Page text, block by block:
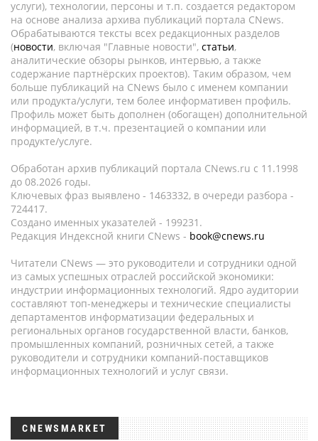
услуги), технологии, персоны и т.п. создается редактором
на основе анализа архива публикаций портала CNews.
Обрабатываются тексты всех редакционных разделов
(новости, включая "Главные новости", статьи,
аналитические обзоры рынков, интервью, а также
содержание партнёрских проектов). Таким образом, чем
больше публикаций на CNews было с именем компании
или продукта/услуги, тем более информативен профиль.
Профиль может быть дополнен (обогащен) дополнительной
информацией, в т.ч. презентацией о компании или
продукте/услуге.
Обработан архив публикаций портала CNews.ru c 11.1998
до 08.2026 годы.
Ключевых фраз выявлено - 1463332, в очереди разбора -
724417.
Создано именных указателей - 199231.
Редакция Индексной книги CNews - book@cnews.ru
Читатели CNews — это руководители и сотрудники одной
из самых успешных отраслей российской экономики:
индустрии информационных технологий. Ядро аудитории
составляют топ-менеджеры и технические специалисты
департаментов информатизации федеральных и
региональных органов государственной власти, банков,
промышленных компаний, розничных сетей, а также
руководители и сотрудники компаний-поставщиков
информационных технологий и услуг связи.
CNEWSMARKET